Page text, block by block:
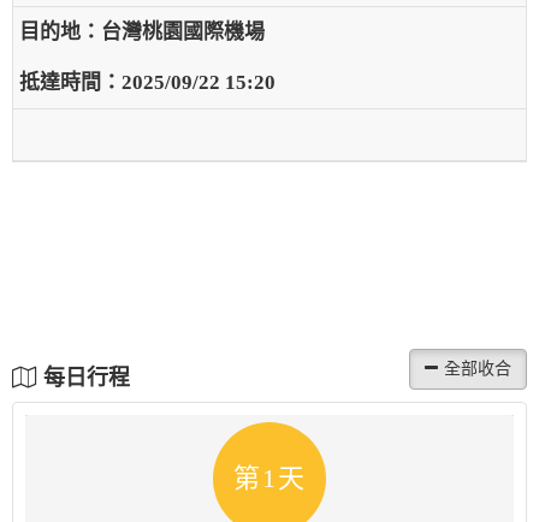
台灣桃園國際機場
2025/09/22 15:20
每日行程
第1天